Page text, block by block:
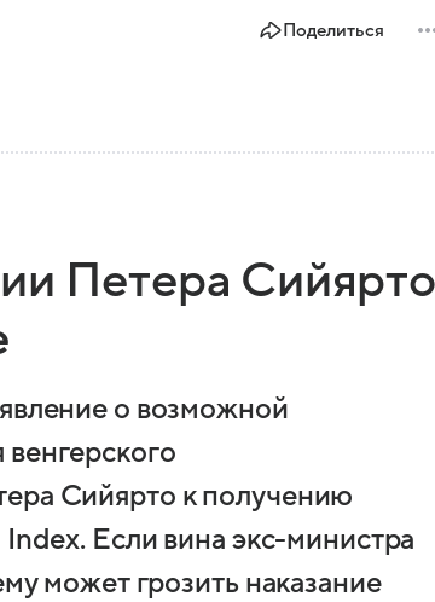
Поделиться
Петера Сийярто
о возможной
Сийярто к получению
Если вина экс-министра
может грозить наказание